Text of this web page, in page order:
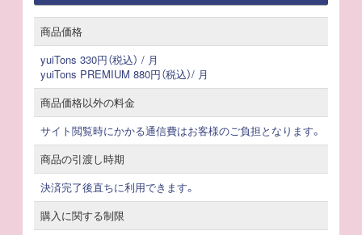
商品価格
yuiTons 330円（税込） / 月
yuiTons PREMIUM 880円（税込）/ 月
商品価格以外の料金
サイト閲覧時にかかる通信費はお客様のご負担となります。
商品の引渡し時期
決済完了後直ちに利用できます。
購入に関する制限